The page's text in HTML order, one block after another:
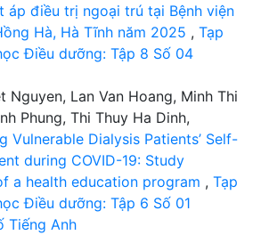
áp điều trị ngoại trú tại Bệnh viện
Hà, Hà Tĩnh năm 2025 , Tạp
Điều dưỡng: Tập 8 Số 04
Nguyen, Lan Van Hoang, Minh Thi
Phung, Thi Thuy Ha Dinh,
Vulnerable Dialysis Patients’ Self-
during COVID-19: Study
a health education program , Tạp
Điều dưỡng: Tập 6 Số 01
Tiếng Anh